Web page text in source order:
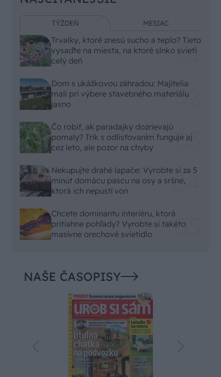
TÝŽDEŇ MESIAC
Trvalky, ktoré znesú sucho a teplo? Tieto
vysaďte na miesta, na ktoré slnko svieti
celý deň
Dom s ukážkovou záhradou: Majitelia
mali pri výbere stavebného materiálu
jasno
Čo robiť, ak paradajky dozrievajú
pomaly? Trik s odlisťovaním funguje aj
cez leto, ale pozor na chyby
Nekupujte drahé lapače: Vyrobte si za 5
minút domácu pascu na osy a sršne,
ktorá ich nepustí von
Chcete dominantu interiéru, ktorá
pritiahne pohľady? Vyrobte si takéto
masívne orechové svietidlo
NAŠE ČASOPISY